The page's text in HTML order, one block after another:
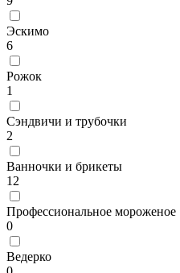
Эскимо
6
Рожок
1
Сэндвичи и трубочки
2
Ванночки и брикеты
12
Профессиональное мороженое
0
Ведерко